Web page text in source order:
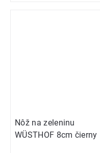
Nôž na zeleninu
WÜSTHOF 8cm čierny